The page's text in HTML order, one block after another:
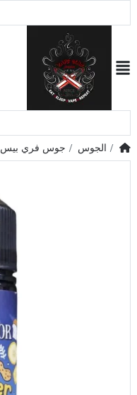
الجوس جوس فري بيس